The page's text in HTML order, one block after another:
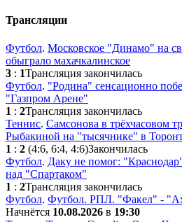
Трансляции
Футбол. Московское "Динамо" на
обыграло махачкалинское
3 : 1Трансляция закончилась
Футбол. "Родина" сенсационно
"Газпром Арене"
1 : 2Трансляция закончилась
Теннис. Самсонова в трёхчасовом
Рыбакиной на "тысячнике" в
1 : 2 (4:6, 6:4, 4:6)Закончилась
Футбол. Даку не помог:
над "Спартаком"
1 : 2Трансляция закончилась
Футбол. Футбол. РПЛ. "Факел" -
Начнётся 10.08.2026 в 19:30